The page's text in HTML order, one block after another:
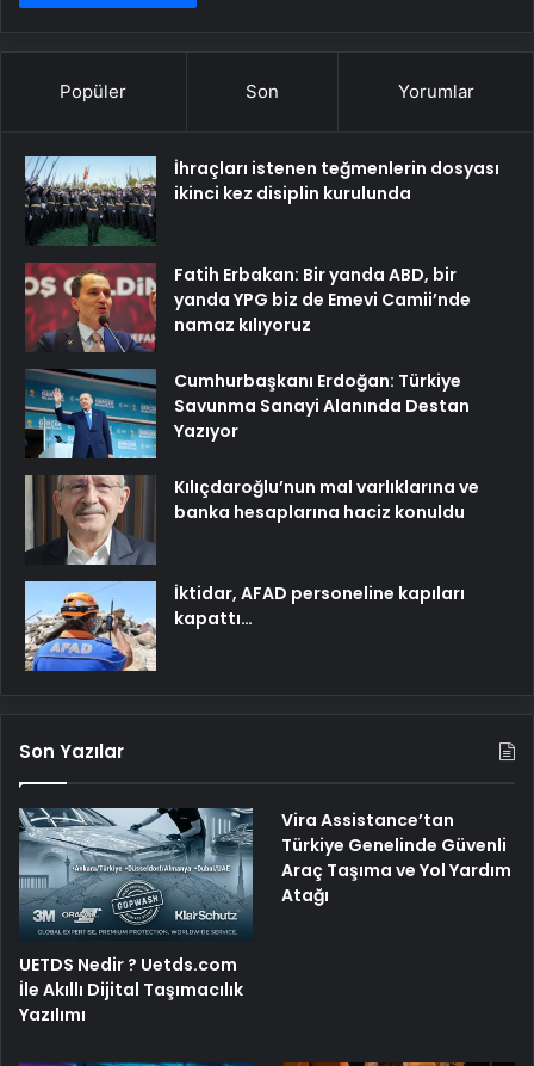
Popüler Son Yorumlar
İhraçları istenen teğmenlerin dosyası
ikinci kez disiplin kurulunda
Fatih Erbakan: Bir yanda ABD, bir
yanda YPG biz de Emevi Camii’nde
namaz kılıyoruz
Cumhurbaşkanı Erdoğan: Türkiye
Savunma Sanayi Alanında Destan
Yazıyor
Kılıçdaroğlu’nun mal varlıklarına ve
banka hesaplarına haciz konuldu
İktidar, AFAD personeline kapıları
kapattı…
Son Yazılar
UETDS Nedir ? Uetds.com
İle Akıllı Dijital Taşımacılık
Yazılımı
Vira Assistance’tan
Türkiye Genelinde Güvenli
Araç Taşıma ve Yol Yardım
Atağı